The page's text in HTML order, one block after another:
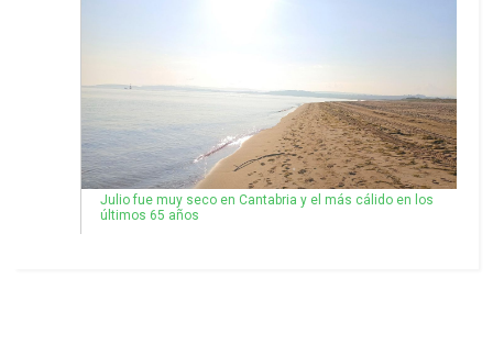
Julio fue muy seco en Cantabria y el más cálido en los
últimos 65 años